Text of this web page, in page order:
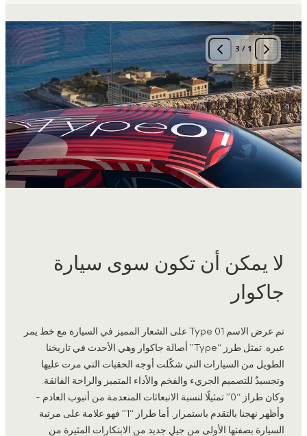
1
/
3
لا يمكن أن تكون سوى سيارة
جاكوار
تم عرض الاسم Type 01 على الشعار المميز في السيارة مع خط يمر
عبره. تمثل طرز “Type” أصالة جاكوار وهي الأحدث في تاريخنا
الطويل من السيارات التي شكّلت أوجه الحقبات التي مرت عليها
وتجسيدٌ للتصميم الجريء والفخم والأداء المتميز والراحة الفائقة.
وكان طراز “0” تمثيلًا لنسبة الانبعاثات المنعدمة من أنبوب العادم -
وأظهر نهجنا بالتقدم باستمرار. أما طراز “1” فهو علامة على مرتبة
السيارة بصفتها الأولى من جيلٍ جديد من الابتكارات المثيرة من